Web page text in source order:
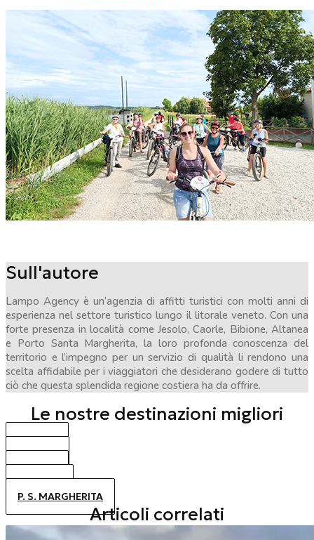
Sull'autore
Lampo Agency è un’agenzia di affitti turistici con molti anni di
esperienza nel settore turistico lungo il litorale veneto. Con una
forte presenza in località come Jesolo, Caorle, Bibione, Altanea
e Porto Santa Margherita, la loro profonda conoscenza del
territorio e l’impegno per un servizio di qualità li rendono una
scelta affidabile per i viaggiatori che desiderano godere di tutto
ciò che questa splendida regione costiera ha da offrire.
Le nostre destinazioni migliori
BIBIONE
CAORLE
JESOLO
ALTANEA
P. S. MARGHERITA
Articoli correlati